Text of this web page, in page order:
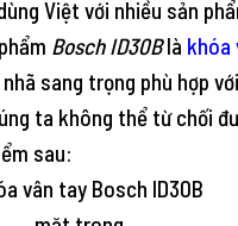
Việt với nhiều sản
Bosch ID30Blà khóa
sang trọng phù hợp
ta không thể từ chối
sau: